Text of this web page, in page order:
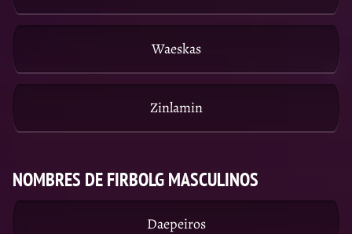
Waeskas
Zinlamin
NOMBRES DE FIRBOLG MASCULINOS
Daepeiros